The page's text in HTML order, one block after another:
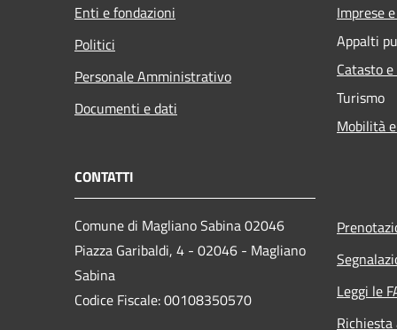
Enti e fondazioni
Politici
Personale Amministrativo
Documenti e dati
Imprese
Appalti
Catasto
Turismo
Mobilità
CONTATTI
Comune di Magliano Sabina 02046
Piazza Garibaldi, 4 - 02046 - Magliano
Sabina
Codice Fiscale: 00108350570
Leggi le